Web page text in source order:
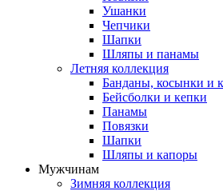
Ушанки
Чепчики
Шапки
Шляпы и панамы
Летняя коллекция
Банданы, косынки и
Бейсболки и кепки
Панамы
Повязки
Шапки
Шляпы и капоры
Мужчинам
Зимняя коллекция